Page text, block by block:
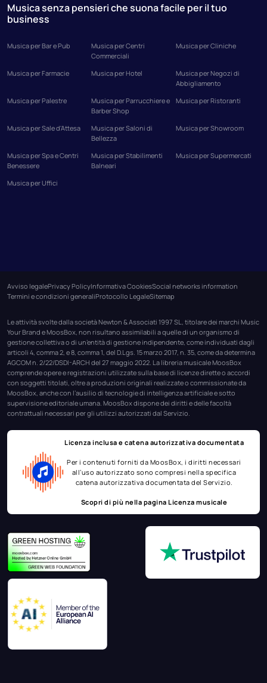
Musica senza pensieri che suona facile per il tuo
business
Musica per Bar e Pub
Musica per Centri
Commerciali
Musica per Cliniche
Musica per Farmacie Musica per Hotel
Musica per Negozi di
Abbigliamento
Musica per Palestre
Musica per Parrucchiere e
Barber Shop
Musica per Ristoranti
Musica per Sale d'Attesa
Musica per Saloni di
Bellezza
Musica per Showroom
Musica per Spa e Centri
Benessere
Musica per Stabilimenti
Balneari
Musica per Supermercati
Musica per Uffici
Avviso legalePrivacy PolicyInformativa CookiesSocial networks information
Termini e condizioni generaliProtocollo LegaleSitemap
Le attività svolte dalla società Newton & Associati 1997 SL, titolare dei marchi Music
Your Brand e MoosBox, non risultano assimilabili a quelle di un organismo di
gestione collettiva o di un’entità di gestione indipendente, come individuati dagli
articoli 4, comma 2, e 8, comma 1, del D.Lgs. 15 marzo 2017, n. 35, come da determina
AGCOM n. 2/22/DSDI-ARCH del 27 maggio 2022. La libreria musicale MoosBox
comprende opere e registrazioni utilizzate sulla base di licenze dirette o accordi
con soggetti titolati, oltre a produzioni originali realizzate o commissionate da
MoosBox, anche con l’ausilio di tecnologie di intelligenza artificiale e sotto
supervisione editoriale umana. MoosBox dispone dei diritti e delle facoltà
contrattuali necessari per gli utilizzi autorizzati dal Servizio.
Licenza inclusa e catena autorizzativa documentata
Per i contenuti forniti da MoosBox, i diritti necessari
all’uso autorizzato sono compresi nella specifica
catena autorizzativa documentata del Servizio.
Scopri di più nella paginaLicenza musicale